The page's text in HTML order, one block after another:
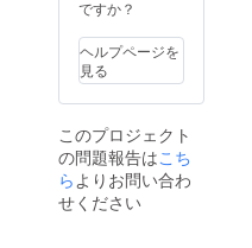
作しま
ジーン
ズ内側
に天才
職人の
が入り
ます。
※デザイ
ンにつ
いては
ですか？
ヘルプページを
見る
このプロジェクト
の問題報告はこち
らよりお問い合わ
せください